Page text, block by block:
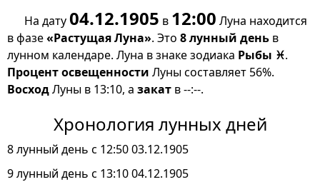
На дату04.12.1905 в 12:00 Луна находится
в фазе«Растущая Луна». Это 8 лунный день в
лунном календаре. Луна в знаке зодиака Рыбы ♓.
Процент освещенности Луны составляет 56%.
ВосходЛуны в 13:10, а закат в --:--.
Хронология лунных дней
8 лунный день с 12:50 03.12.1905
9 лунный день с 13:10 04.12.1905